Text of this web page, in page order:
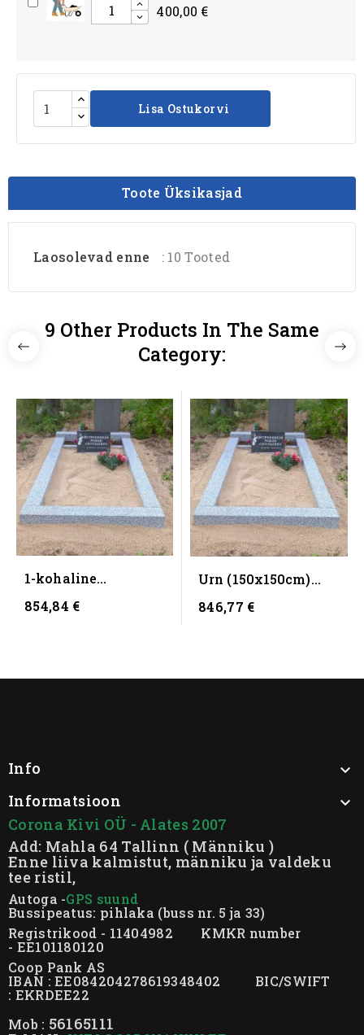
400,00 €
Lisa Ostukorvi
Toote Üksikasjad
Laosolevad enne : 10 Tooted
9 Other Products In The Same
Category:
1-kohaline
vundamendiga -...
854,84 €
Urn (150x150cm)
-...
846,77 €
Info

Informatsioon

Corona Kivi OÜ - Alates 2007
Add: Mahla 64 Tallinn ( Männiku )
Enne liiva kalmistut, männiku ja valdeku
tee ristil,
Autoga -GPS suund
Bussipeatus: pihlaka (buss nr. 5 ja 33)
Registrikood - 11404982 KMKR number
- EE101180120
Coop Pank AS
IBAN : EE084204278619348402 BIC/SWIFT
: EKRDEE22
Mob : 56165111